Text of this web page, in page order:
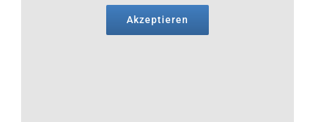
Akzeptieren